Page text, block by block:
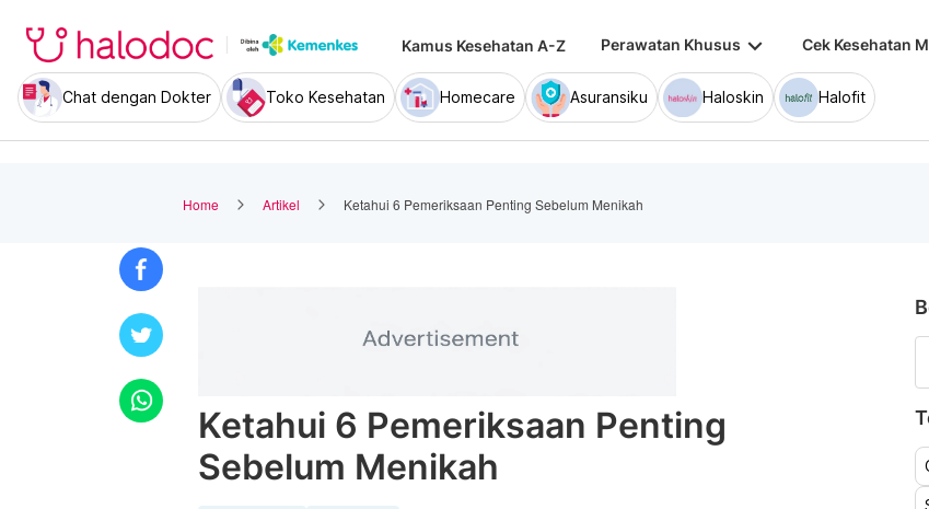
Kamus Kesehatan A-Z Perawatan Khusus keyboard_arrow_down Cek Kesehatan
Chat dengan Dokter Toko Kesehatan Homecare Asuransiku Haloskin Halofit
Home Artikel Ketahui 6 Pemeriksaan Penting Sebelum Menikah
Ketahui 6 Pemeriksaan Penting
Sebelum Menikah